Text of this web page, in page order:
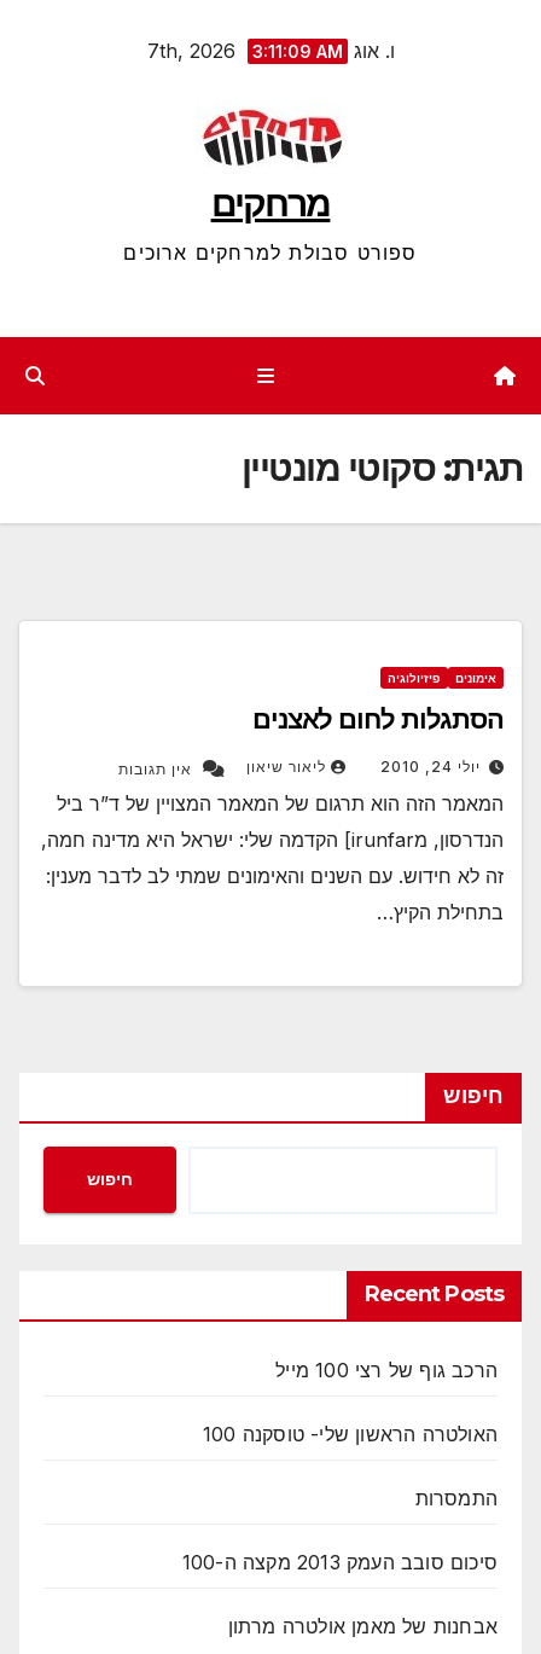
ו. אוג 7th, 2026 3:11:10 AM
מרחקים
ספורט סבולת למרחקים ארוכים
תגית:סקוטי מונטיין
אימונים פיזיולוגיה
הסתגלות לחום לאצנים
יולי 24, 2010 ליאור שיאון אין תגובות
המאמר הזה הוא תרגום של המאמר המצויין של ד”ר ביל
הנדרסון, מirunfar] הקדמה שלי: ישראל היא מדינה חמה,
זה לא חידוש. עם השנים והאימונים שמתי לב לדבר מענין:
בתחילת הקיץ…
חיפוש
חיפוש
Recent Posts
הרכב גוף של רצי 100 מייל
האולטרה הראשון שלי- טוסקנה 100
התמסרות
סיכום סובב העמק 2013 מקצה ה-100
אבחנות של מאמן אולטרה מרתון